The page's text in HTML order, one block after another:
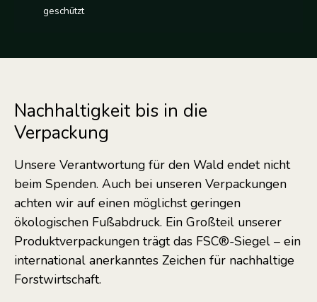
geschützt
Nachhaltigkeit bis in die
Verpackung
Unsere Verantwortung für den Wald endet nicht
beim Spenden. Auch bei unseren Verpackungen
achten wir auf einen möglichst geringen
ökologischen Fußabdruck. Ein Großteil unserer
Produktverpackungen trägt das FSC®-Siegel – ein
international anerkanntes Zeichen für nachhaltige
Forstwirtschaft.